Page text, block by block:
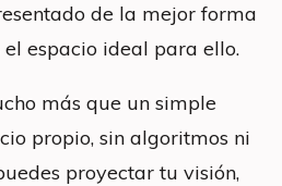
de la mejor forma
espacio ideal para ello.
más que un simple
propio, sin algoritmos ni
proyectar tu visión,